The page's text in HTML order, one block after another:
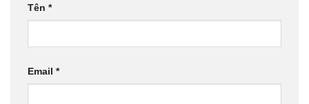
Tên *
Email *